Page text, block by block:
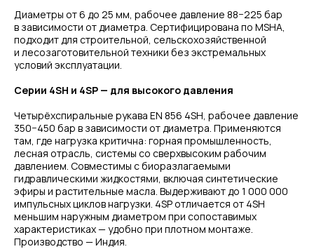
Диаметры от 6 до 25 мм, рабочее давление 88−225 бар
в зависимости от диаметра. Сертифицирована по MSHA,
подходит для строительной, сельскохозяйственной
и лесозаготовительной техники без экстремальных
условий эксплуатации.
Серии 4SH и 4SP — для высокого давления
Четырёхспиральные рукава EN 856 4SH, рабочее давление
350−450 бар в зависимости от диаметра. Применяются
там, где нагрузка критична: горная промышленность,
лесная отрасль, системы со сверхвысоким рабочим
давлением. Совместимы с биоразлагаемыми
гидравлическими жидкостями, включая синтетические
эфиры и растительные масла. Выдерживают до 1 000 000
импульсных циклов нагрузки. 4SP отличается от 4SH
меньшим наружным диаметром при сопоставимых
характеристиках — удобно при плотном монтаже.
Производство — Индия.